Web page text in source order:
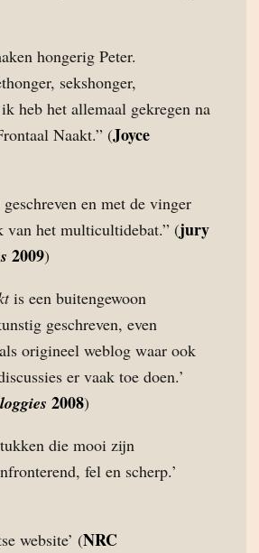
hongerig Peter.
sekshonger,
heb het allemaal gekregen na
Naakt.” (Joyce
en met de vinger
van het multicultidebat.” (jury
2009)
is een buitengewoon
geschreven, even
origineel weblog waar ook
er vaak toe doen.’
2008)
die mooi zijn
fel en scherp.’
website’ (NRC